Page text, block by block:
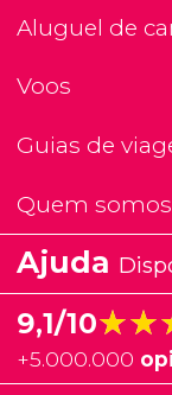
Aluguel de
Voos
Guias de
Quem somos
Ajuda
9,1/10
+5.000.000